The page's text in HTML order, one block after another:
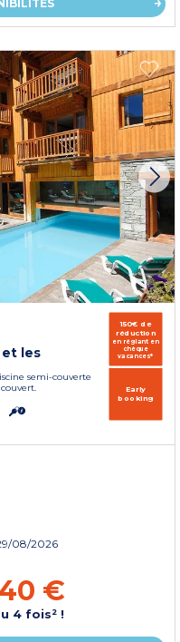
et les
semi-couverte
150€ de
réduction
en réglant en
chèque
vacances*
Early
booking
08/2026
€
4 fois² !